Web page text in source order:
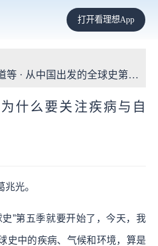
打开看理想App
等 · 从中国出发的全球史第五季
什么要关注疾病与自
光。
”第五季就要开始了，今天，我
史中的疾病、气候和环境，算是